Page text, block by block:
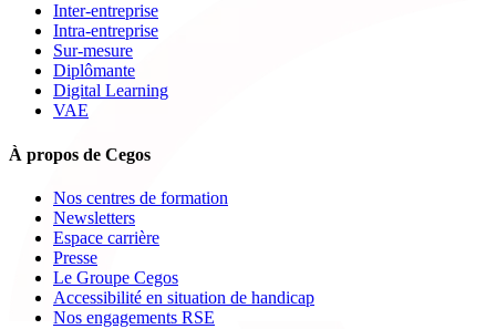
Inter-entreprise
Intra-entreprise
Sur-mesure
Diplômante
Digital Learning
VAE
À propos de Cegos
Nos centres de formation
Newsletters
Espace carrière
Presse
Le Groupe Cegos
Accessibilité en situation de handicap
Nos engagements RSE